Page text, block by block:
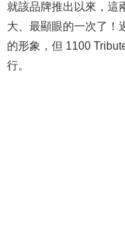
就該品牌推出以來，這
大、最顯眼的一次了！
的形象，但 1100
行。